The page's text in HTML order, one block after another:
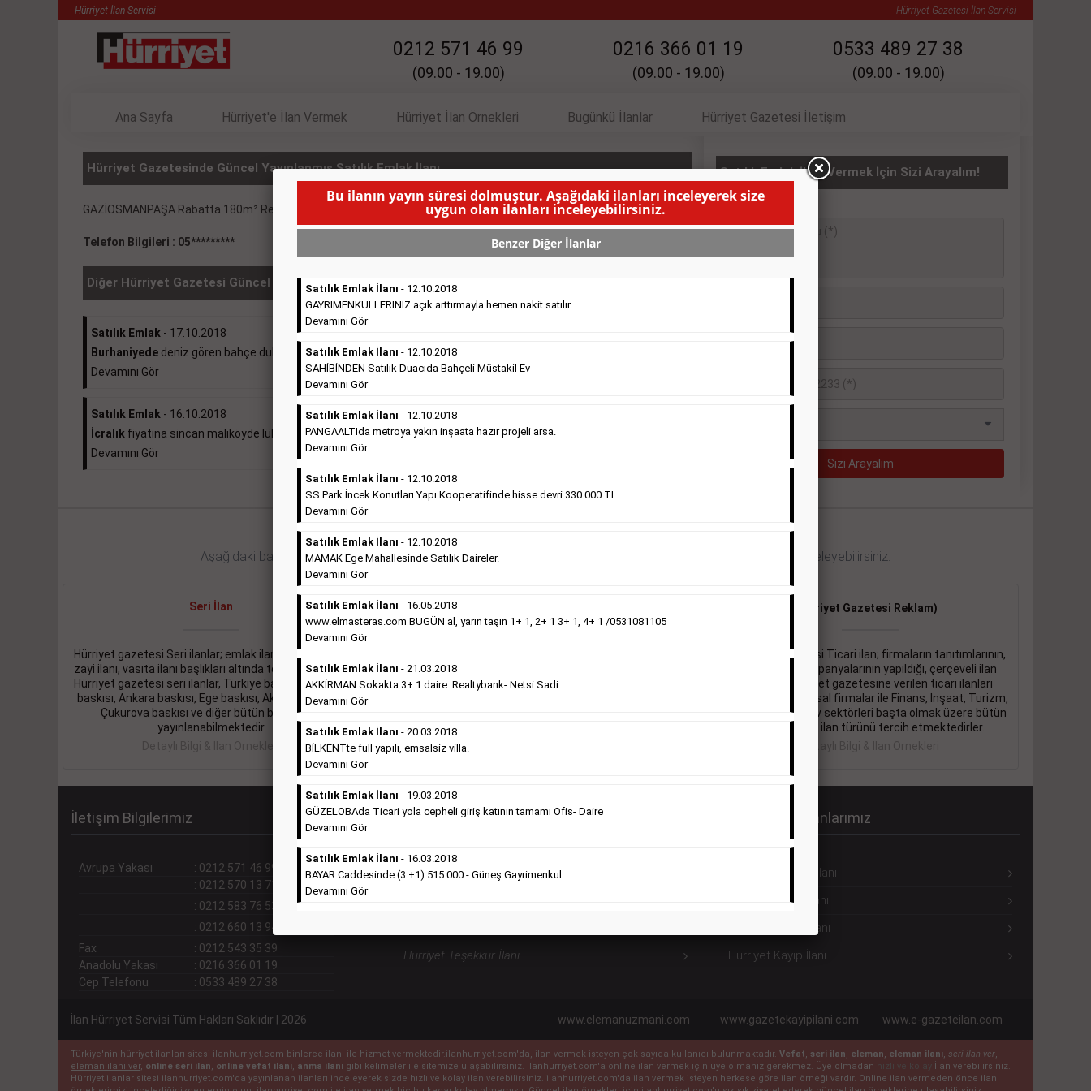
Hürriyet İlan Servisi Hürriyet Gazetesi İlan Servisi
0212 571 46 99
(09.00 - 19.00)
0216 366 01 19
(09.00 - 19.00)
0533 489 27 38
(09.00 - 19.00)
Ana Sayfa Hürriyet'e İlan Vermek Hürriyet İlan Örnekleri Bugünkü İlanlar Hürriyet Gazetesi İletişim
Hürriyet Gazetesinde Güncel Yayınlanmış Satılık Emlak İlanı
GAZİOSMANPAŞA Rabatta 180m² Re/Max Doğal Mualla Yelkenci ( BU İLANIN YAYINLANMA SÜRESİ DOLMUŞTUR )
Telefon Bilgileri : 05*********
Diğer Hürriyet Gazetesi Güncel İlanlar
Satılık Emlak - 17.10.2018
Burhaniyede deniz gören bahçe dubleksi 370.000e ...
Devamını Gör
Belediyesitesinde süper kelepir 415.000e ...
Devamını Gör
Satılık Emlak - 16.10.2018
İcralık fiyatına sincan malıköyde lüks daire ...
Devamını Gör
Satılık Emlak
Gebzedesatılık sıfır otel 34 odalı. ...
Satılık Emlak İlanı Vermek İçin Sizi Arayalım!
Aşağıdaki bağlantıları takip ederek Hürriyet gazetesi ilan türleri hakkında detaylara ulaşabilir, ilan örneklerini inceleyebilirsiniz.
Seri İlan
Hürriyet gazetesi Seri ilanlar; emlak ilanı, eleman ilanı,
zayi ilanı, vasıta ilanı başlıkları altında toplanmaktadır.
Hürriyet gazetesi seri ilanlar, Türkiye baskısı, İstanbul
baskısı, Ankara baskısı, Ege baskısı, Akdeniz baskısı,
Çukurova baskısı ve diğer bütün bölgelerde
yayınlanabilmektedir.
Detaylı Bilgi & İlan Örnekleri
Sosyal İlan
türü altında vefat ilanı anma ilan, başsağlığı ilanı,
teşekkür ilanı vb. ilan türleri toplanmaktadır. Ticari
(Hürriyet Gazetesi Reklam)
Hürriyet gazetesi Ticari ilan; firmaların tanıtımlarının,
duyuru ve kampanyalarının yapıldığı, çerçeveli ilan
çeşididir.Hüriyet gazetesine verilen ticari ilanları
genellikle kurumsal firmalar ile Finans, İnşaat, Turizm,
Eğitim, Otomotiv sektörleri başta olmak üzere bütün
sektörler bu ilan türünü tercih etmektedirler.
Detaylı Bilgi & İlan Örnekleri
İletişim Bilgilerimiz
Avrupa Yakası : 0212 571 46 99 (pbx)
: 0212 570 13 71
: 0212 583 76 53
: 0212 660 13 94
Fax
: 0212 543 35 39
Anadolu Yakası
: 0216 366 01 19
Cep Telefonu
: 0533 489 27 38
Hürriyet Sosyal İlanlarımız
Hürriyet Vefat İlanı
Hürriyet Teşekkür İlanı
Hürriyet Seri İlanlarımız
Hürriyet Eleman İlanı
Hürriyet Emlak İlanı
Hürriyet Vasıta İlanı
Hürriyet Kayıp İlanı
İlan Hürriyet Servisi Tüm Hakları Saklıdır | 2026 www.elemanuzmani.com www.gazetekayipilani.com www.e-gazeteilan.com
Türkiye'nin hürriyet ilanları sitesi ilanhurriyet.com binlerce ilanı ile hizmet vermektedir.ilanhurriyet.com'da, ilan vermek isteyen çok sayıda kullanıcı bulunmaktadır. Vefat, seri ilan, eleman, eleman ilanı, seri ilan ver,
eleman ilanı ver, online seri ilan, online vefat ilanı, anma ilanı gibi kelimeler ile sitemize ulaşabilirsiniz. ilanhurriyet.com'a online ilan vermek için üye olmanız gerekmez. Üye olmadan
İlan verebilirsiniz.
Hürriyet ilanlar sitesi ilanhurriyet.com'da yayınlanan ilanları inceleyerek sizde hızlı ve kolay ilan verebilirsiniz. ilanhurriyet.com'da ilan vermek isteyen herkese göre ilan örneği vardır. Online ilan vermeden önce ilan
Bu ilanın yayın süresi dolmuştur. Aşağıdaki ilanları inceleyerek size
uygun olan ilanları inceleyebilirsiniz.
Benzer Diğer İlanlar
Satılık Emlak İlanı - 12.10.2018
GAYRİMENKULLERİNİZ açık arttırmayla hemen nakit satılır.
Devamını Gör
Satılık Emlak İlanı - 12.10.2018
SAHİBİNDEN Satılık Duacıda Bahçeli Müstakil Ev
Devamını Gör
Satılık Emlak İlanı - 12.10.2018
PANGAALTIda metroya yakın inşaata hazır projeli arsa.
Devamını Gör
Satılık Emlak İlanı - 12.10.2018
SS Park İncek Konutları Yapı Kooperatifinde hisse devri 330.000 TL
Devamını Gör
Satılık Emlak İlanı - 12.10.2018
MAMAK Ege Mahallesinde Satılık Daireler.
Devamını Gör
Satılık Emlak İlanı - 16.05.2018
www.elmasteras.com BUGÜN al, yarın taşın 1+ 1, 2+ 1 3+ 1, 4+ 1 /0531081105
Devamını Gör
Satılık Emlak İlanı - 21.03.2018
AKKİRMAN Sokakta 3+ 1 daire. Realtybank- Netsi Sadi.
Devamını Gör
Satılık Emlak İlanı - 20.03.2018
BİLKENTte full yapılı, emsalsiz villa.
Devamını Gör
Satılık Emlak İlanı - 19.03.2018
GÜZELOBAda Ticari yola cepheli giriş katının tamamı Ofis- Daire
Devamını Gör
Satılık Emlak İlanı - 16.03.2018
BAYAR Caddesinde (3 +1) 515.000.- Güneş Gayrimenkul
Devamını Gör